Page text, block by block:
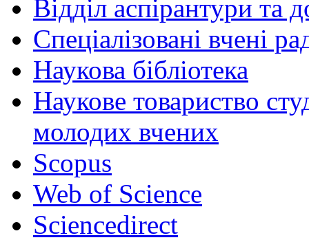
Відділ аспірантури та
Спеціалізовані вчені
Наукова бібліотека
Наукове товариство
молодих вчених
Scopus
Web of Science
Sciencedirect